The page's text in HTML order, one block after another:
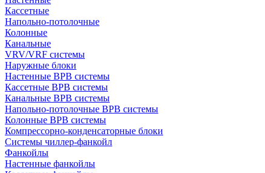
Кассетные
Напольно-потолочные
Колонные
Канальные
VRV/VRF системы
Наружные блоки
Настенные ВРВ системы
Кассетные ВРВ системы
Канальные ВРВ системы
Напольно-потолочные ВРВ системы
Колонные ВРВ системы
Компрессорно-конденсаторные блоки
Системы чиллер-фанкойл
Фанкойлы
Настенные фанкойлы